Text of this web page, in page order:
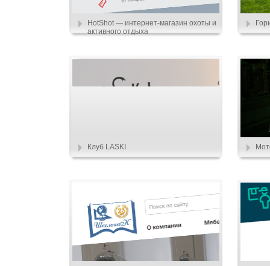
HotShot — интернет-магазин охоты и
активного отдыха
Клуб LASKI